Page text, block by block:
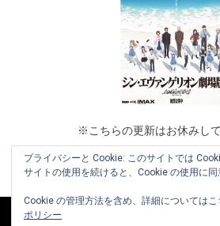
※こちらの更新はお休みして
プライバシーと Cookie: このサイトでは
サイトの使用を続けると、Cookie の使用に同
Cookie の管理方法を含め、詳細については
ポリシー